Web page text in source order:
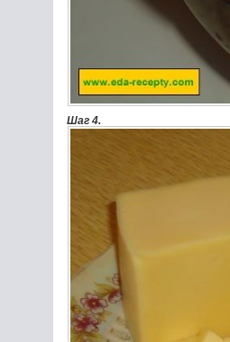
Шаг 4.